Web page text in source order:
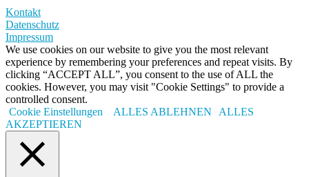
Kontakt
Datenschutz
Impressum
We use cookies on our website to give you the most relevant
experience by remembering your preferences and repeat visits. By
clicking “ACCEPT ALL”, you consent to the use of ALL the
cookies. However, you may visit "Cookie Settings" to provide a
controlled consent.
Cookie Einstellungen
ALLES ABLEHNEN
ALLES
AKZEPTIEREN